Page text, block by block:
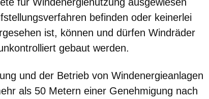
befinden oder keinerlei
ist, können und dürfen Windräder
gebaut werden.
und der Betrieb von Windenergieanlagen
als 50 Metern einer Genehmigung nach